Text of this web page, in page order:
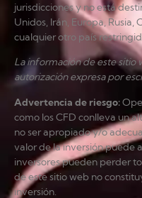
jurisdicciones y no está
Unidos, Irán, Europa,
cualquier otro país
La información de este sitio
autorización expresa por
Advertencia de riesgo:
como los CFD conlleva un
no ser apropiado y/o
valor de la inversión puede
inversores pueden perder
de este sitio web no
inversión.